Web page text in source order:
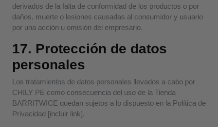
derivados de la falta de conformidad de los productos o por
daños, muerte o lesiones causadas al consumidor y usuario
por una acción u omisión del empresario.
17. Protección de datos
personales
Los tratamientos de datos personales llevados a cabo por
CHILY PE como consecuencia del uso de la Tienda
BARRITWICE quedan sujetos a lo dispuesto en la Política de
Privacidad [incluir link].